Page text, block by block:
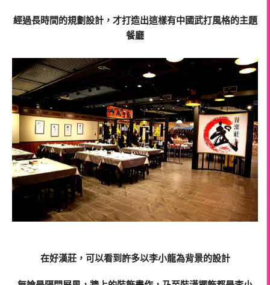
經過長時間的規劃設計，才打造出這樣有中國武打風格的主題
餐廳
在好漢莊，可以看到許多以李小龍為背景的設計